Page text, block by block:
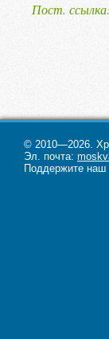
Пост. ссылка
© 2010—2026.
Эл. почта:
Поддержите наш